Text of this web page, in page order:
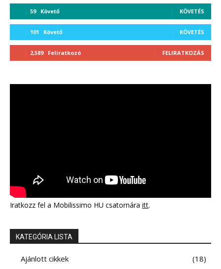
59 Követő KÖVETÉS
101 Követő KÖVETÉS
2,589 Feliratkozó FELIRATKOZÁS
Iratkozz fel a Mobilissimo HU csatornára itt.
KATEGÓRIA LISTA
Ajánlott cikkek
18